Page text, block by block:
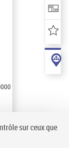
sur ceux que